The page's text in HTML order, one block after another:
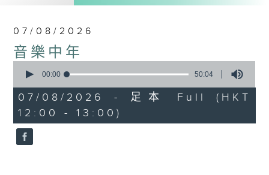
07/08/2026
音樂中年
seconds
50
minutes,
4
seconds
00:00 50:04
07/08/2026 - 足本 Full (HKT
12:00 - 13:00)